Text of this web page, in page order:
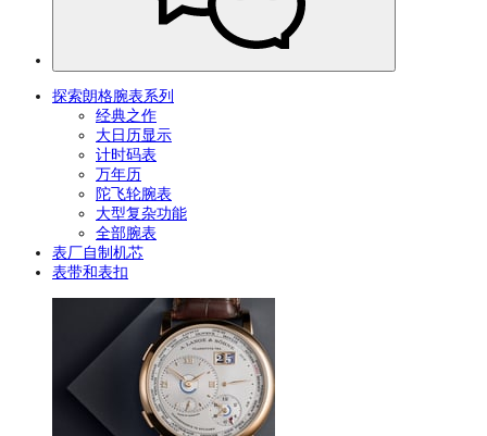
探索朗格腕表系列
经典之作
大日历显示
计时码表
万年历
陀飞轮腕表
大型复杂功能
全部腕表
表厂自制机芯
表带和表扣